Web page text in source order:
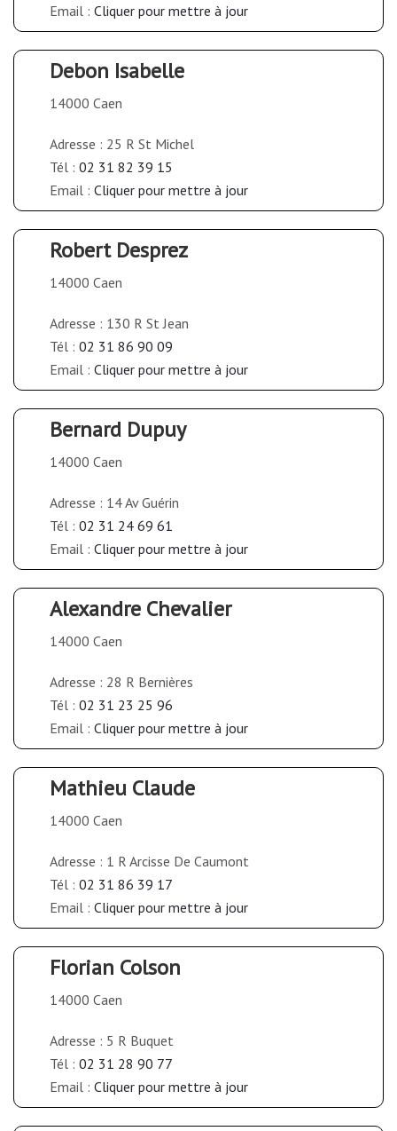
Email : Cliquer pour mettre à jour
Debon Isabelle
14000 Caen
Adresse : 25 R St Michel
Tél : 02 31 82 39 15
Email : Cliquer pour mettre à jour
Robert Desprez
14000 Caen
Adresse : 130 R St Jean
Tél : 02 31 86 90 09
Email : Cliquer pour mettre à jour
Bernard Dupuy
14000 Caen
Adresse : 14 Av Guérin
Tél : 02 31 24 69 61
Email : Cliquer pour mettre à jour
Alexandre Chevalier
14000 Caen
Adresse : 28 R Bernières
Tél : 02 31 23 25 96
Email : Cliquer pour mettre à jour
Mathieu Claude
14000 Caen
Adresse : 1 R Arcisse De Caumont
Tél : 02 31 86 39 17
Email : Cliquer pour mettre à jour
Florian Colson
14000 Caen
Adresse : 5 R Buquet
Tél : 02 31 28 90 77
Email : Cliquer pour mettre à jour